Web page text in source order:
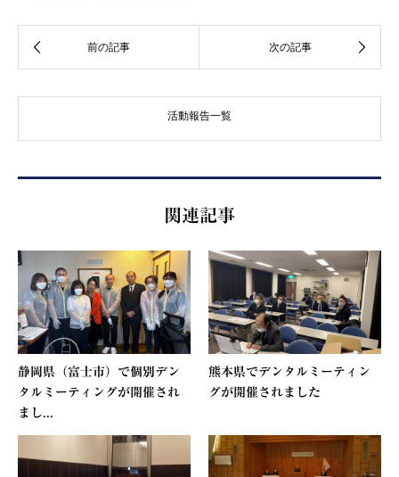
活動報告一覧
関連記事
静岡県（富士市）で個別デン
タルミーティングが開催され
まし...
熊本県でデンタルミーティン
グが開催されました